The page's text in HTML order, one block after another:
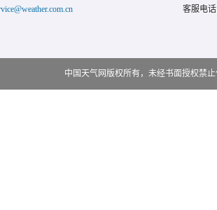
客服电
中国天气网版权所有，未经书面授权